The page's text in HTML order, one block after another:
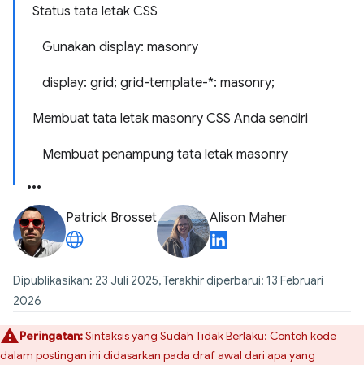
Status tata letak CSS
Gunakan display: masonry
display: grid; grid-template-*: masonry;
Membuat tata letak masonry CSS Anda sendiri
Membuat penampung tata letak masonry
Patrick Brosset Alison Maher
Dipublikasikan: 23 Juli 2025, Terakhir diperbarui: 13 Februari
2026
Peringatan:Sintaksis yang Sudah Tidak Berlaku: Contoh kode
dalam postingan ini didasarkan pada draf awal dari apa yang